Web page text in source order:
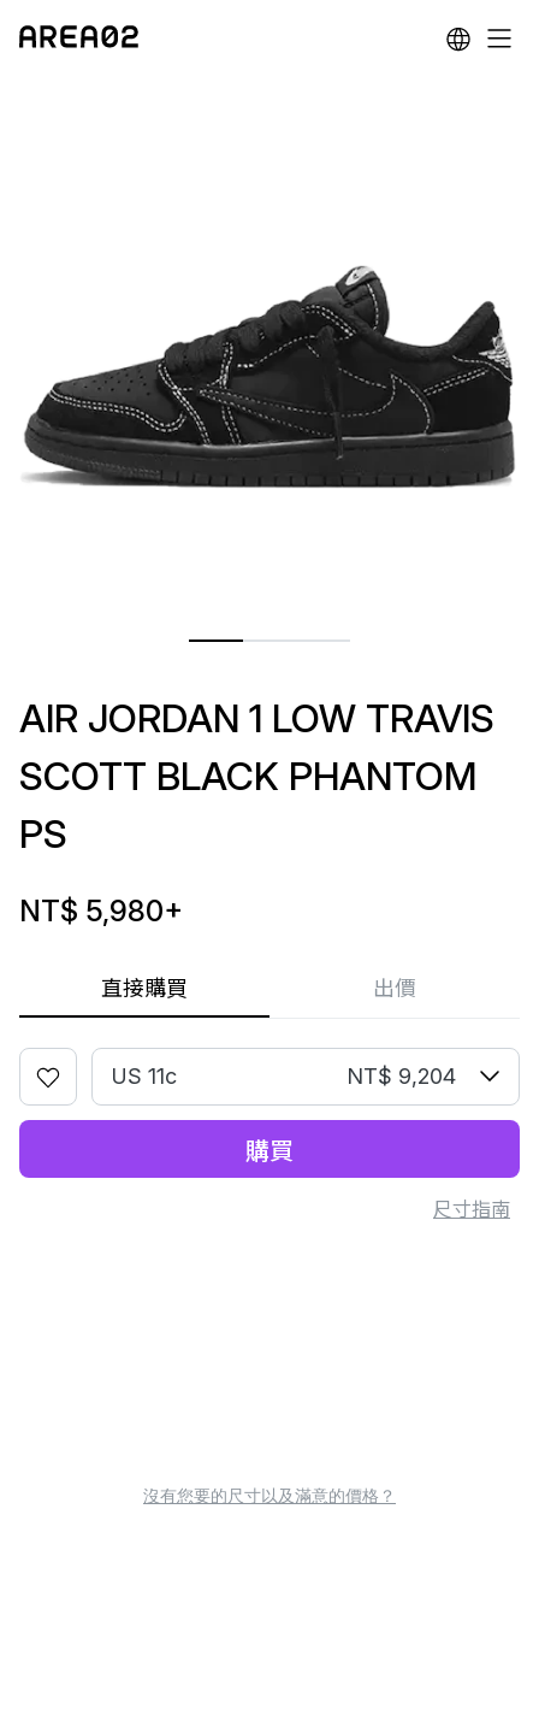
直接購買 出價
AIR JORDAN 1 LOW TRAVIS
SCOTT BLACK PHANTOM
PS
NT$ 5,980+
US 11c NT$ 9,204
購買
尺寸指南
沒有您要的尺寸以及滿意的價格？